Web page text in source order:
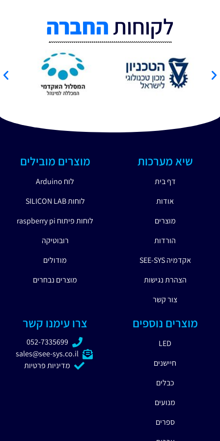
לקוחותהחברה
שיא מערכות
דף בית
אודות
מוצרים
הורדות
אקדמיה SEE-SYS
הצהרת נגישות
צור קשר
מוצרים מובילים
לוח Arduino
לוחות SILICON LAB
לוחות פיתוח raspberry pi
רובוטיקה
מודולים
מוצרים נבחרים
מוצרים נוספים
LED
חיישנים
כבלים
מנועים
ספרים
צרו עימנו קשר
052-7335699
sales@see-sys.co.il
מדיניות פרטיות